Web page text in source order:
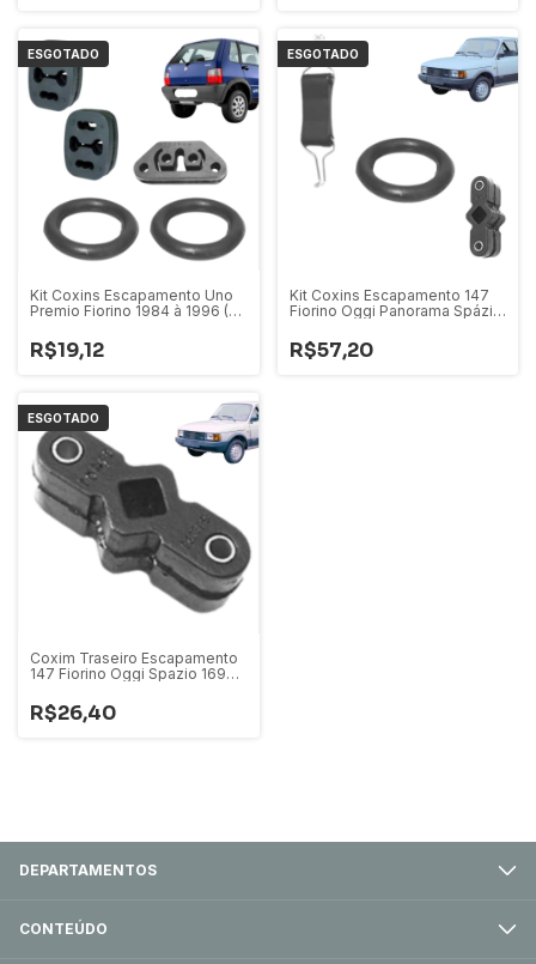
ESGOTADO
Kit Coxins Escapamento Uno
Premio Fiorino 1984 à 1996 (05
R$19,12
ESGOTADO
Kit Coxins Escapamento 147
Fiorino Oggi Panorama Spázio
(03 pçs)
R$57,20
ESGOTADO
Coxim Traseiro Escapamento
147 Fiorino Oggi Spazio 16976
R$26,40
DEPARTAMENTOS
CONTEÚDO